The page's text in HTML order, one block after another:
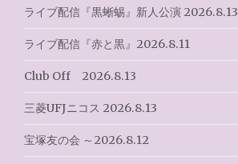
ライブ配信『黒蜥蜴』新人公演 2026.8.13
ライブ配信『赤と黒』2026.8.11
Club Off 2026.8.13
三菱UFJニコス 2026.8.13
宝塚友の会 ～2026.8.12